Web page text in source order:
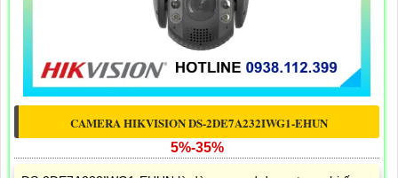
CAMERA HIKVISION DS-2DE7A232IWG1-EHUN
5%-35%